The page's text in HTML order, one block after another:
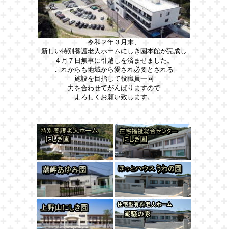
令和２年３月末、
新しい特別養護老人ホームにしき園本館が完成し
４月７日無事に引越しを済ませました。
これからも地域から愛され必要とされる
施設を目指して役職員一同
力を合わせてがんばりますので
よろしくお願い致します。